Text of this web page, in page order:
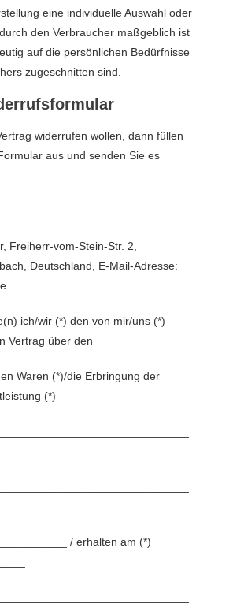
eine individuelle Auswahl oder
den Verbraucher maßgeblich ist
auf die persönlichen Bedürfnisse
zugeschnitten sind.
widerrufen wollen, dann füllen
aus und senden Sie es
Freiherr-vom-Stein-Str. 2,
Deutschland, E-Mail-Adresse:
ich/wir (*) den von mir/uns (*)
Vertrag über den
Waren (*)/die Erbringung der
(*)
/ erhalten am (*)